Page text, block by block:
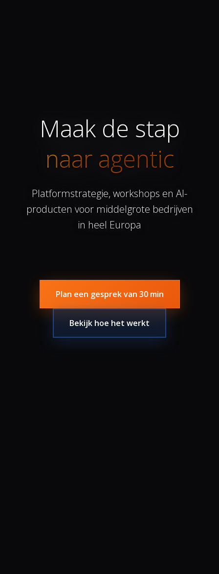
Maak de stap
naar agentic
Platformstrategie, workshops en AI-
producten voor middelgrote bedrijven
in heel Europa
Plan een gesprek van 30 min
Bekijk hoe het werkt